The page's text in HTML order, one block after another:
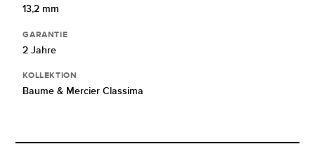
13,2 mm
GARANTIE
2 Jahre
KOLLEKTION
Baume & Mercier Classima